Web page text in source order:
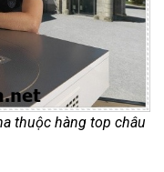
thuộc hàng top châu